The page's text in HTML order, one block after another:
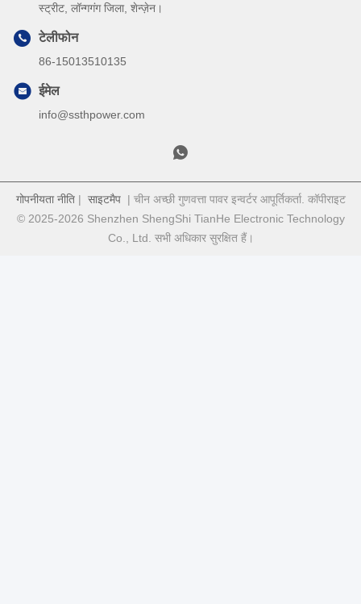
स्ट्रीट, लॉन्गगंग जिला, शेन्ज़ेन।
टेलीफोन
86-15013510135
ईमेल
info@ssthpower.com
गोपनीयता नीति| साइटमैप| चीन अच्छी गुणवत्ता पावर इन्वर्टर आपूर्तिकर्ता. कॉपीराइट
© 2025-2026 Shenzhen ShengShi TianHe Electronic Technology
Co., Ltd. सभी अधिकार सुरक्षित हैं।